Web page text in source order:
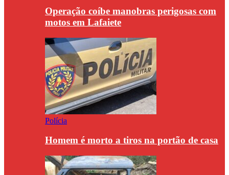
Operação coíbe manobras perigosas com
motos em Lafaiete
Polícia
Homem é morto a tiros na portão de casa